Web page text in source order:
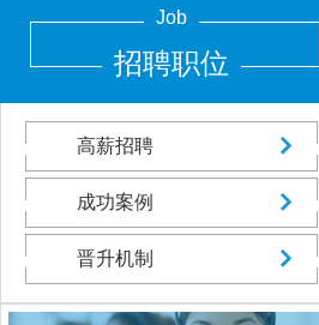
Job
招聘职位
高薪招聘
成功案例
晋升机制